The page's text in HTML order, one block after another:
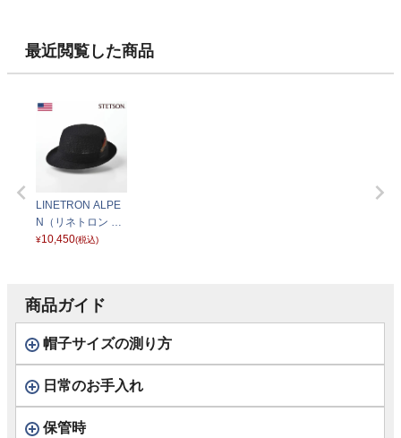
最近閲覧した商品
LINETRON ALPE
N（リネトロン ア
ルペン）SE074 ブ
¥10,450(税込)
商品ガイド
帽子サイズの測り方
日常のお手入れ
保管時